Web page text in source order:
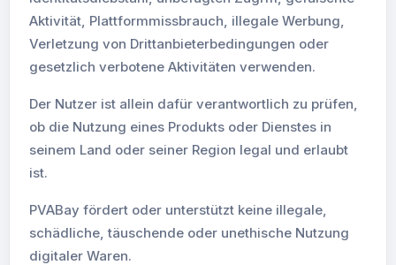
Aktivität, Plattformmissbrauch, illegale Werbung,
Verletzung von Drittanbieterbedingungen oder
gesetzlich verbotene Aktivitäten verwenden.
Der Nutzer ist allein dafür verantwortlich zu prüfen,
ob die Nutzung eines Produkts oder Dienstes in
seinem Land oder seiner Region legal und erlaubt
ist.
PVABay fördert oder unterstützt keine illegale,
schädliche, täuschende oder unethische Nutzung
digitaler Waren.